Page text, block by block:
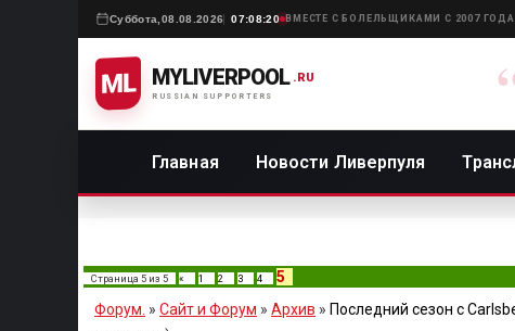
Суббота, 08.08.2026 07:08:20 ВМЕСТЕ С БОЛЕЛЬЩИКАМИ С 2007 ГОДА
ML MYLIVERPOOL
RUSSIAN SUPPORTERS
.RU
Главная Новости Ливерпуля
Страница 5 из 5 « 1 2 3 4
5
Форум. » Сайт и Форум » Архив » Последний сезон с